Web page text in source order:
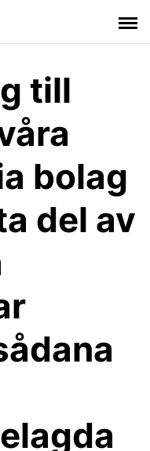
till
bolag
del av